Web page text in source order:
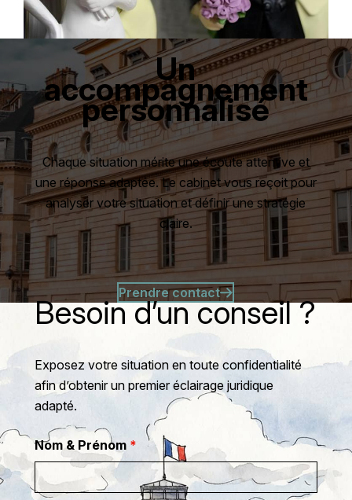
Un
accompagnement
personnalisé
Chaque situation mérite une écoute attentive et
une réponse adaptée. Le cabinet vous reçoit pour
analyser votre situation et définir une stratégie
claire.
Prendre contact
Besoin d’un conseil ?
Exposez votre situation en toute confidentialité
afin d’obtenir un premier éclairage juridique
adapté.
Nom & Prénom *